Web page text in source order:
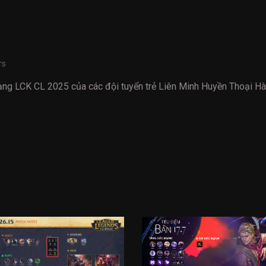
LCK CL 2025 của các đội tuyển trẻ Liên Minh Huyền Thoại